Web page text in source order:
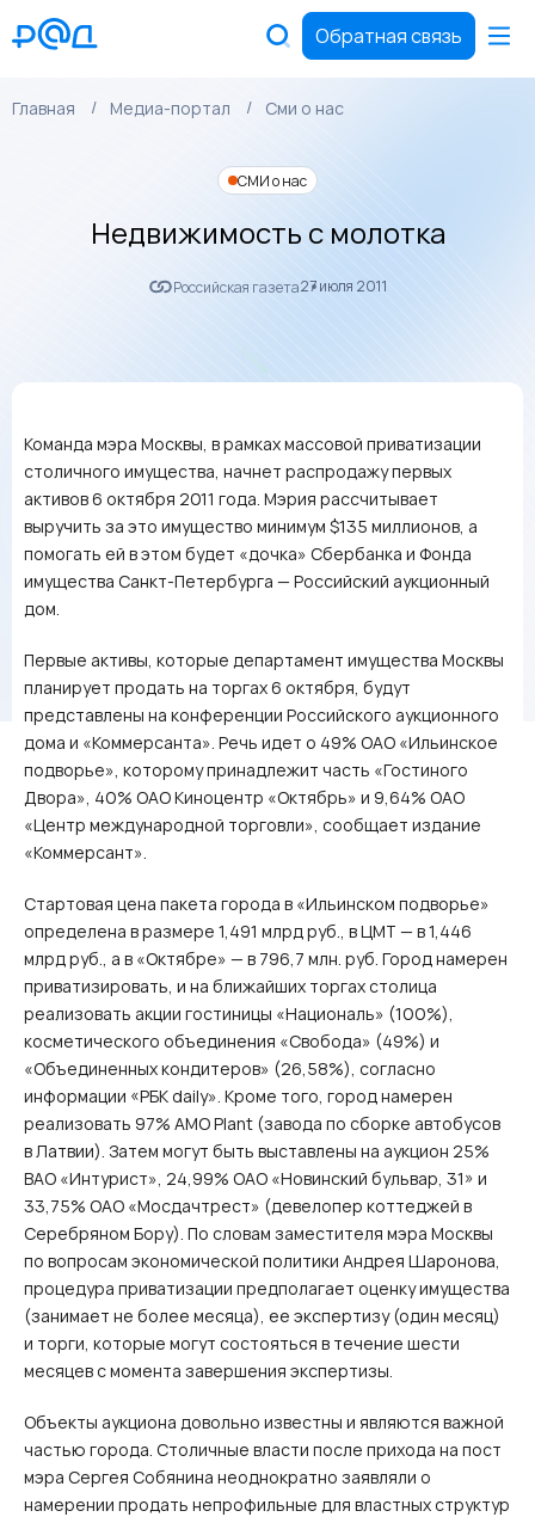
Обратная связь
Главная Медиа-портал Сми о нас
СМИ о нас
Недвижимость с молотка
Российская газета27 июля 2011
Команда мэра Москвы, в рамках массовой приватизации
столичного имущества, начнет распродажу первых
активов 6 октября 2011 года. Мэрия рассчитывает
выручить за это имущество минимум $135 миллионов, а
помогать ей в этом будет «дочка» Сбербанка и Фонда
имущества Санкт-Петербурга — Российский аукционный
дом.
Первые активы, которые департамент имущества Москвы
планирует продать на торгах 6 октября, будут
представлены на конференции Российского аукционного
дома и «Коммерсанта». Речь идет о 49% ОАО «Ильинское
подворье», которому принадлежит часть «Гостиного
Двора», 40% ОАО Киноцентр «Октябрь» и 9,64% ОАО
«Центр международной торговли», сообщает издание
«Коммерсант».
Стартовая цена пакета города в «Ильинском подворье»
определена в размере 1,491 млрд руб., в ЦМТ — в 1,446
млрд руб., а в «Октябре» — в 796,7 млн. руб. Город намерен
приватизировать, и на ближайших торгах столица
реализовать акции гостиницы «Националь» (100%),
косметического объединения «Свобода» (49%) и
«Объединенных кондитеров» (26,58%), согласно
информации «РБК daily». Кроме того, город намерен
реализовать 97% АМО Plant (завода по сборке автобусов
в Латвии). Затем могут быть выставлены на аукцион 25%
ВАО «Интурист», 24,99% ОАО «Новинский бульвар, 31» и
33,75% ОАО «Мосдачтрест» (девелопер коттеджей в
Серебряном Бору). По словам заместителя мэра Москвы
по вопросам экономической политики Андрея Шаронова,
процедура приватизации предполагает оценку имущества
(занимает не более месяца), ее экспертизу (один месяц)
и торги, которые могут состояться в течение шести
месяцев с момента завершения экспертизы.
Объекты аукциона довольно известны и являются важной
частью города. Столичные власти после прихода на пост
мэра Сергея Собянина неоднократно заявляли о
намерении продать непрофильные для властных структур